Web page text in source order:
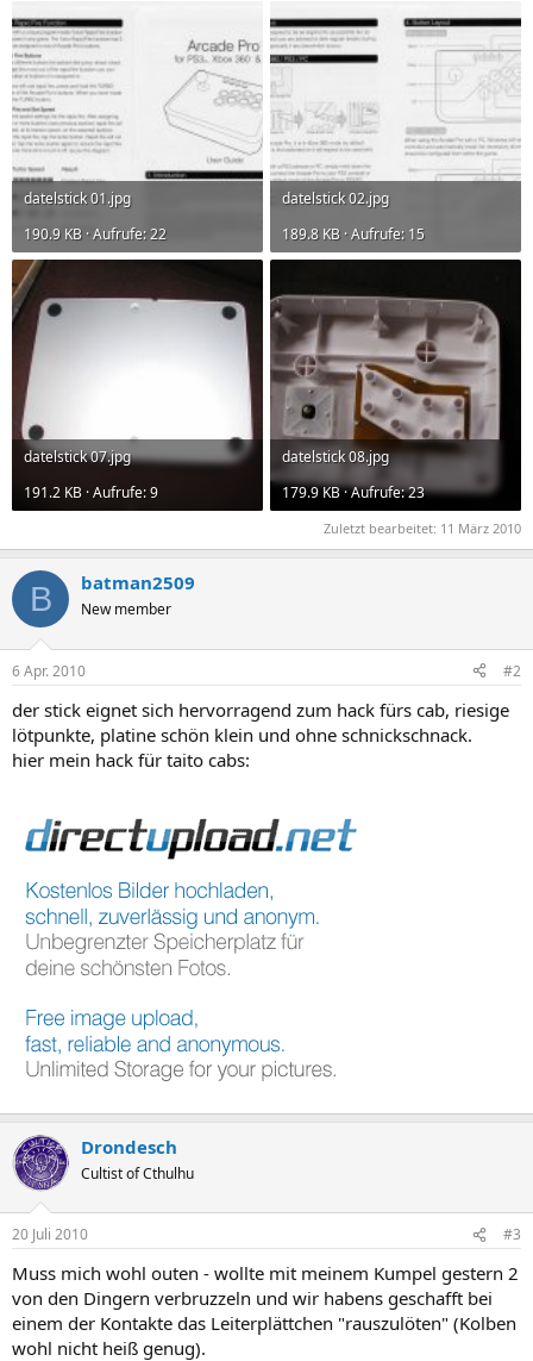
datelstick 01.jpg
190.9 KB · Aufrufe: 22
datelstick 02.jpg
189.8 KB · Aufrufe: 15
datelstick 07.jpg
191.2 KB · Aufrufe: 9
datelstick 08.jpg
179.9 KB · Aufrufe: 23
Zuletzt bearbeitet: 11 März 2010
B batman2509
New member
6 Apr. 2010 #2
der stick eignet sich hervorragend zum hack fürs cab, riesige
lötpunkte, platine schön klein und ohne schnickschnack.
hier mein hack für taito cabs:
Drondesch
Cultist of Cthulhu
20 Juli 2010 #3
Muss mich wohl outen - wollte mit meinem Kumpel gestern 2
von den Dingern verbruzzeln und wir habens geschafft bei
einem der Kontakte das Leiterplättchen "rauszulöten" (Kolben
wohl nicht heiß genug).